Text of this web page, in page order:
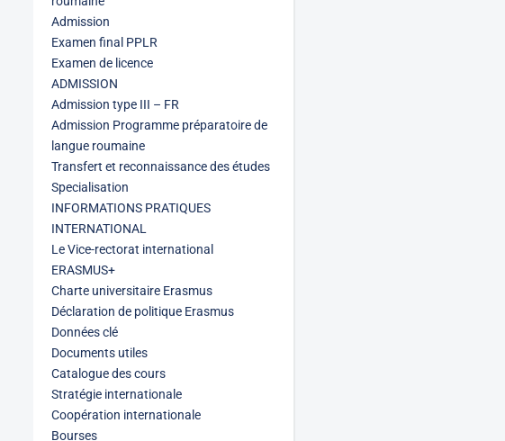
Admission
Examen final PPLR
Examen de licence
ADMISSION
Admission type III – FR
Admission Programme préparatoire de
langue roumaine
Transfert et reconnaissance des études
Specialisation
INFORMATIONS PRATIQUES
INTERNATIONAL
Le Vice-rectorat international
ERASMUS+
Charte universitaire Erasmus
Déclaration de politique Erasmus
Données clé
Documents utiles
Catalogue des cours
Stratégie internationale
Coopération internationale
Bourses